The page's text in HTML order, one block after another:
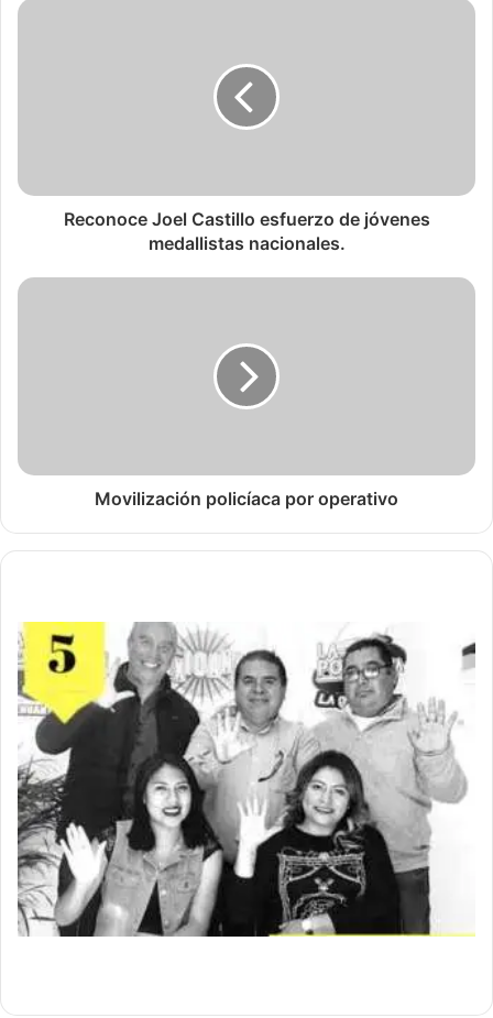
Reconoce Joel Castillo esfuerzo de jóvenes
medallistas nacionales.
Movilización policíaca por operativo